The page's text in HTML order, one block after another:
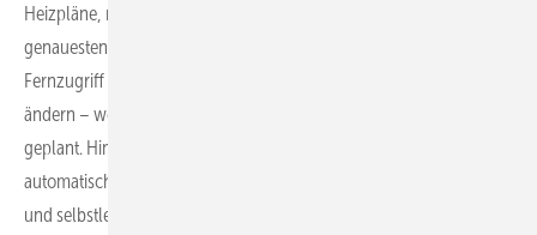
Heizpläne, mit denen sich Heizzeiten und Solltemperaturen
genauestens an den individuellen Bedarf anpassen lassen. Dank
Fernzugriff über unsere App lassen sich die Einstellungen jederzeit
ändern – wenn man beispielsweise früher nach Hause kommt als
geplant. Hinzu kommen viele intelligente Funktionen wie eine
automatische Fenster-offen-Erkennung, Urlaubs- und Eco-Modi
und selbstlernende Algorithmen: Die Geräte lernen, wie lange sie